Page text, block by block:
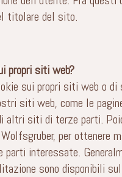
titolare del sito.
propri siti web?
sui propri siti web o di
siti web, come le
altri siti di terze parti.
per ottenere
interessate.
sono disponibili